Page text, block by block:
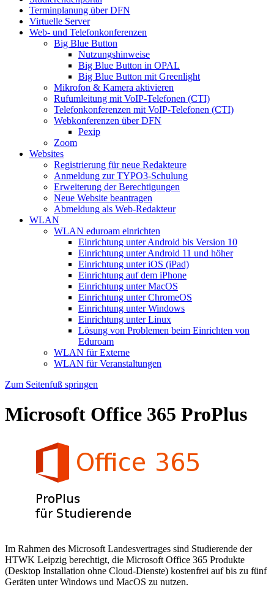
Terminplanung über DFN
Virtuelle Server
Web- und Telefonkonferenzen
Big Blue Button
Nutzungshinweise
Big Blue Button in OPAL
Big Blue Button mit Greenlight
Mikrofon & Kamera aktivieren
Rufumleitung mit VoIP-Telefonen (CTI)
Telefonkonferenzen mit VoIP-Telefonen (CTI)
Webkonferenzen über DFN
Pexip
Zoom
Websites
Registrierung für neue Redakteure
Anmeldung zur TYPO3-Schulung
Erweiterung der Berechtigungen
Neue Website beantragen
Abmeldung als Web-Redakteur
WLAN
WLAN eduroam einrichten
Einrichtung unter Android bis Version 10
Einrichtung unter Android 11 und höher
Einrichtung unter iOS (iPad)
Einrichtung auf dem iPhone
Einrichtung unter MacOS
Einrichtung unter ChromeOS
Einrichtung unter Windows
Einrichtung unter Linux
Lösung von Problemen beim Einrichten von
Eduroam
WLAN für Externe
WLAN für Veranstaltungen
Zum Seitenfuß springen
Microsoft Office 365 ProPlus
Im Rahmen des Microsoft Landesvertrages sind Studierende der
HTWK Leipzig berechtigt, die Microsoft Office 365 Produkte
(Desktop Installation ohne Cloud-Dienste) kostenfrei auf bis zu fünf
Geräten unter Windows und MacOS zu nutzen.